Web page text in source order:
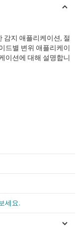
감지 애플리케이션, 절
드별 변위 애플리케이
이션에 대해 설명합니
세요.